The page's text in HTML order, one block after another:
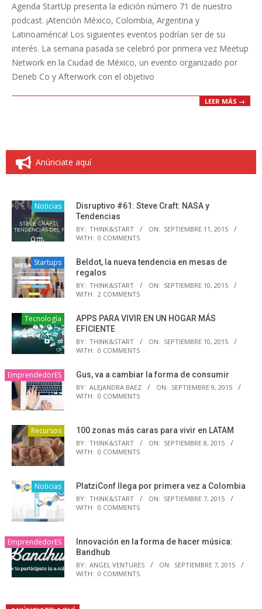
27
Agenda StartUp presenta la edición número 71 de nuestro
podcast. ¡Atención México, Colombia, Argentina y
Latinoamérica! Los siguientes eventos podrían ser de su
interés. La semana pasada se celebró por primera vez Meetup
Network en la Ciudad de México, un evento organizado por
Deneb Co y Afterwork con el objetivo
LEER MÁS →
Anúnciate aquí
Noticias
Disruptivo #61: Steve Craft: NASA y
Tendencias
BY: THINK&START ON: SEPTIEMBRE 11, 2015
WITH: 0 COMMENTS
Startups
Beldot, la nueva tendencia en mesas de
regalos
BY: THINK&START ON: SEPTIEMBRE 10, 2015
WITH: 2 COMMENTS
Tecnología
APPS PARA VIVIR EN UN HOGAR MÁS
EFICIENTE
BY: THINK&START ON: SEPTIEMBRE 10, 2015
WITH: 0 COMMENTS
EmprendedorES Gus, va a cambiar la forma de consumir
BY: ALEJANDRA BAEZ ON: SEPTIEMBRE 9, 2015
WITH: 0 COMMENTS
Recursos 100 zonas más caras para vivir en LATAM
BY: THINK&START ON: SEPTIEMBRE 8, 2015
WITH: 0 COMMENTS
Noticias PlatziConf llega por primera vez a Colombia
BY: THINK&START ON: SEPTIEMBRE 7, 2015
WITH: 0 COMMENTS
EmprendedorES
Innovación en la forma de hacer música:
Bandhub
BY: ANGEL VENTURES ON: SEPTIEMBRE 7, 2015
WITH: 0 COMMENTS